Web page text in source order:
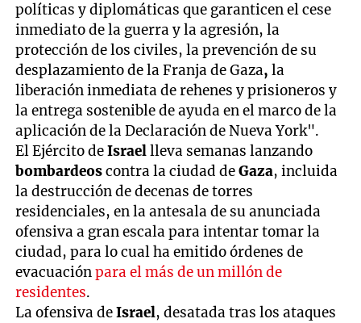
políticas y diplomáticas que garanticen el cese
inmediato de la guerra y la agresión, la
protección de los civiles, la prevención de su
desplazamiento de la Franja de Gaza,la
liberación inmediata de rehenes y prisioneros y
la entrega sostenible de ayuda en el marco de la
aplicación de la Declaración de Nueva York".
El Ejército deIsraellleva semanas lanzando
bombardeoscontra la ciudad deGaza, incluida
la destrucción de decenas de torres
residenciales, en la antesala de su anunciada
ofensiva a gran escala para intentar tomar la
ciudad, para lo cual ha emitido órdenes de
evacuaciónpara el más de un millón de
residentes.
La ofensiva deIsrael, desatada tras los ataques